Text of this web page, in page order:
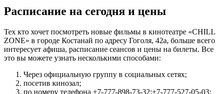
Расписание на сегодня и цены
Тех кто хочет посмотреть новые фильмы в кинотеатре «CHILL
ZONE» в городе Костанай по адресу Гоголя, 42а, больше всего
интересует афиша, расписание сеансов и цены на билеты. Все
это вы можете узнать несколькими способами:
Через официальную группу в социальных сетях;
посетив кинозал;
по номеру телефона +7-777-898-73-32;+7-777-527-05-03;